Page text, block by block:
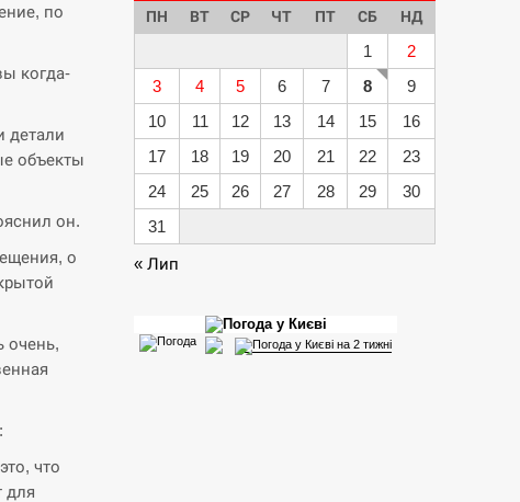
по
когда-
детали
объекты
он.
о
очень,
что
для
ПН ВТ СР ЧТ ПТ СБ НД
1
2
3
4 5 6 7 8
9
10
11 12 13 14 15
16
17
18 19 20 21 22
23
24
25 26 27 28 29
30
31
« Лип